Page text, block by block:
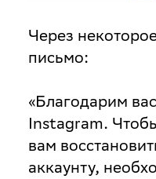
Через
письмо:
«Благодарим
Instagram.
вам
аккаунту,